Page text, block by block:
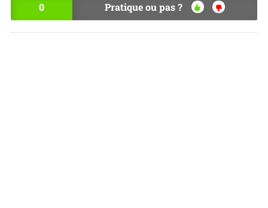
0 Pratique ou pas ?
OU
I
NO